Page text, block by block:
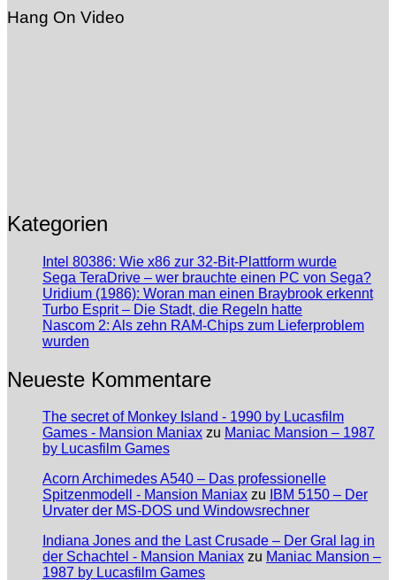
Hang On Video
Kategorien
Intel 80386: Wie x86 zur 32-Bit-Plattform wurde
Sega TeraDrive – wer brauchte einen PC von Sega?
Uridium (1986): Woran man einen Braybrook erkennt
Turbo Esprit – Die Stadt, die Regeln hatte
Nascom 2: Als zehn RAM-Chips zum Lieferproblem
wurden
Neueste Kommentare
The secret of Monkey Island - 1990 by Lucasfilm
Games - Mansion Maniax zu Maniac Mansion – 1987
by Lucasfilm Games
Acorn Archimedes A540 – Das professionelle
Spitzenmodell - Mansion Maniax zu
IBM 5150 – Der
Urvater der MS-DOS und Windowsrechner
Indiana Jones and the Last Crusade – Der Gral lag in
der Schachtel - Mansion Maniax zu Maniac Mansion –
1987 by Lucasfilm Games